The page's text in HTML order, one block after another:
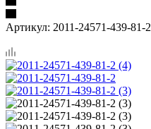
Артикул: 2011-24571-439-81-2